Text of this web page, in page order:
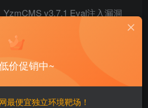
YzmCMS v3.7.1 Eval注入漏洞
价促销中~
最便宜独立环境靶场！